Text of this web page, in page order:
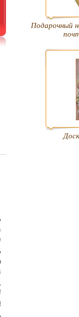
Подарочный